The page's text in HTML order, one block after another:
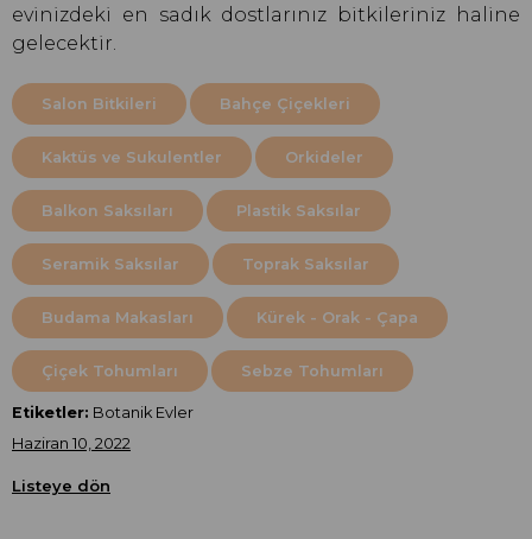
evinizdeki en sadık dostlarınız bitkileriniz haline
gelecektir.
Salon Bitkileri Bahçe Çiçekleri
Kaktüs ve Sukulentler Orkideler
Balkon Saksıları Plastik Saksılar
Seramik Saksılar Toprak Saksılar
Budama Makasları Kürek - Orak - Çapa
Çiçek Tohumları Sebze Tohumları
Etiketler: Botanik Evler
Haziran 10, 2022
Listeye dön